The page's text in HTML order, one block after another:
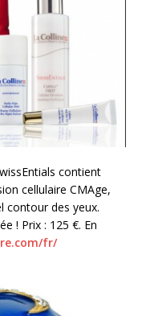
contient
cellulaire CMAge,
contour des yeux.
! Prix : 125 €. En
fr/